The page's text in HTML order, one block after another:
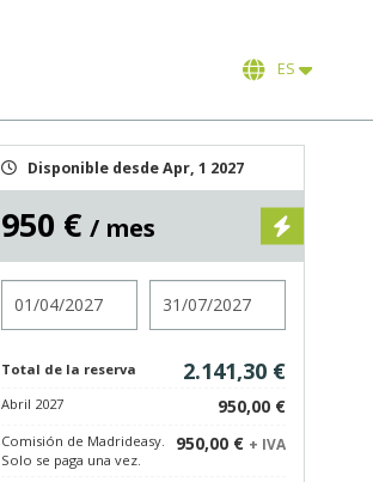
ES
Disponible desde Apr, 1 2027
950 € / mes
Total de la reserva 2.141,30 €
Abril 2027 950,00 €
Comisión de Madrideasy.
Solo se paga una vez.
950,00 € + IVA